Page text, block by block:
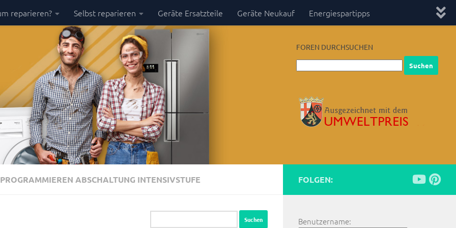
reparieren? Selbst reparieren Geräte Ersatzteile Geräte Neukauf Energiespartipps
FOREN DURCHSUCHEN
ABSCHALTUNG INTENSIVSTUFE FOLGEN:
Benutzername: